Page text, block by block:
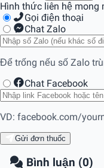
Hình thức liên hệ mong
Gọi điện thoại
Chat Zalo
Để trống nếu số Zalo
Chat Facebook
VD: facebook.com/
Gửi đơn thuốc
Bình luận (0)